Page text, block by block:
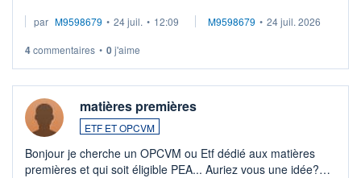
veux procéder à la vente, on me signale ...
par M9598679 • 24 juil. • 12:09 M9598679 • 24 juil. 2026
4commentaires • 0j'aime
matières premières
ETF ET OPCVM
Bonjour je cherche un OPCVM ou Etf dédié aux matières
premières et qui soit éligible PEA... Auriez vous une idée?